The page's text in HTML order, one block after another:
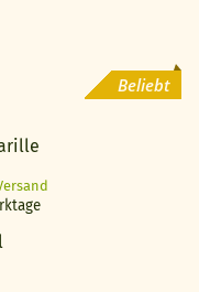
Beliebt